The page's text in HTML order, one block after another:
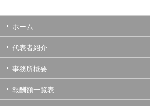
ホーム
代表者紹介
事務所概要
報酬額一覧表